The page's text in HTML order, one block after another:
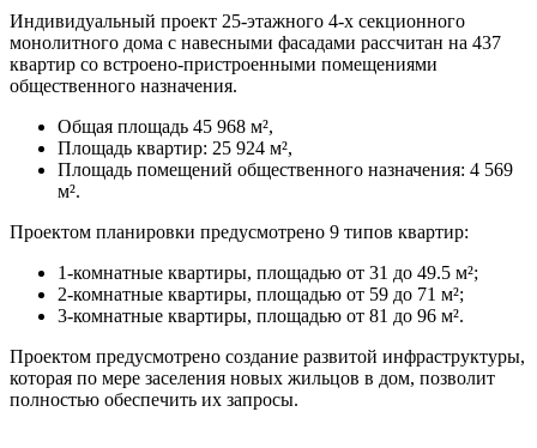
Индивидуальный проект 25-этажного 4-х секционного
монолитного дома с навесными фасадами рассчитан на 437
квартир со встроено-пристроенными помещениями
общественного назначения.
Общая площадь 45 968 м²,
Площадь квартир: 25 924 м²,
Площадь помещений общественного назначения: 4 569
м².
Проектом планировки предусмотрено 9 типов квартир:
1-комнатные квартиры, площадью от 31 до 49.5 м²;
2-комнатные квартиры, площадью от 59 до 71 м²;
3-комнатные квартиры, площадью от 81 до 96 м².
Проектом предусмотрено создание развитой инфраструктуры,
которая по мере заселения новых жильцов в дом, позволит
полностью обеспечить их запросы.